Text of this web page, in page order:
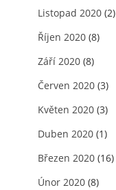
Listopad 2020 (2)
Říjen 2020 (8)
Září 2020 (8)
Červen 2020 (3)
Květen 2020 (3)
Duben 2020 (1)
Březen 2020 (16)
Únor 2020 (8)